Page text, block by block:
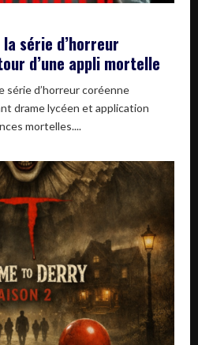
série d’horreur
d’une appli mortelle
série d’horreur coréenne
drame lycéen et application
mortelles....